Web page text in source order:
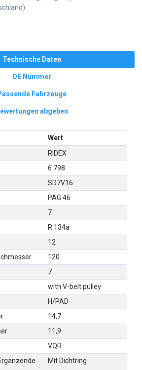
Technische Daten
OE Nummer
Fahrzeuge
abgeben
Wert
RIDEX
6 798
SD7V16
PAG 46
7
R 134a
12
120
7
with V-belt pulley
H/PAD
14,7
11,9
VQR
Mit Dichtring